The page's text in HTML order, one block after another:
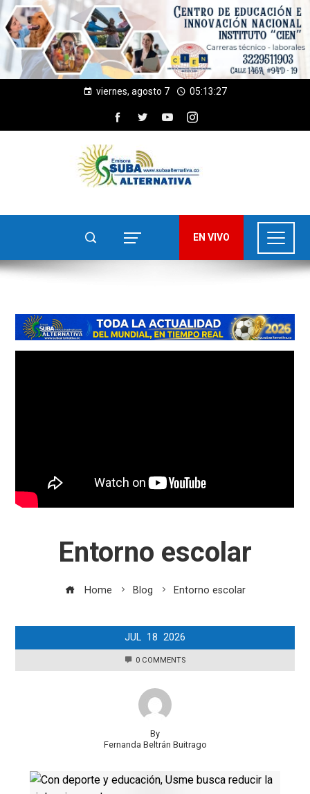
viernes, agosto 7 05:13:28
EN VIVO
Entorno escolar
Home Blog Entorno escolar
JUL 18 2026
0 COMMENTS
By
Fernanda Beltrán Buitrago